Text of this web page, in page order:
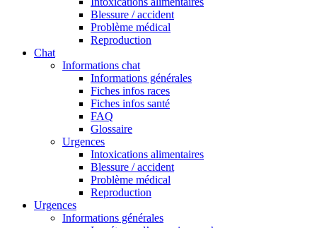
Blessure / accident
Problème médical
Reproduction
Chat
Informations chat
Informations générales
Fiches infos races
Fiches infos santé
FAQ
Glossaire
Urgences
Intoxications alimentaires
Blessure / accident
Problème médical
Reproduction
Urgences
Informations générales